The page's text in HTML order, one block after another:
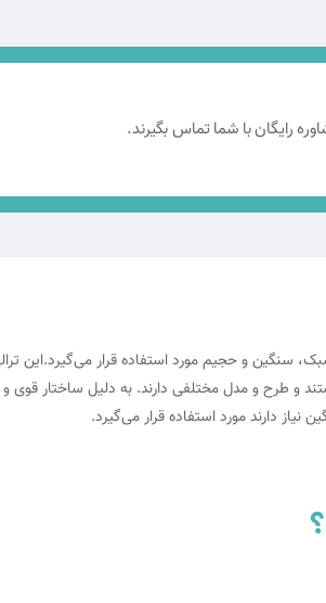
رایگان با شما تماس بگیرند.
سنگین و حجیم مورد استفاده قرار می‌گیرد.این
و طرح و مدل مختلفی دارند. به دلیل ساختار قوی و
دارند مورد استفاده قرار می‌گیرد.